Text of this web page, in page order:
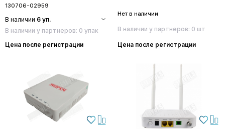
130706-02959
В наличии 6 уп.
В наличии у партнеров: 0 упак
Цена после регистрации
Нет в наличии
В наличии у партнеров: 0 шт
Цена после регистрации